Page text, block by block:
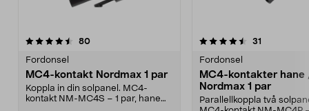
80recensioner
Fordonsel
MC4-kontakt Nordmax 1 par
Koppla in din solpanel. MC4-
kontakt NM-MC4S – 1 par, hane
4.5 av 5 stjärnor 31
Fordonsel
MC4-kontakter hane
Nordmax 1 par
Parallellkoppla två
4.5 av 5 stjärnor